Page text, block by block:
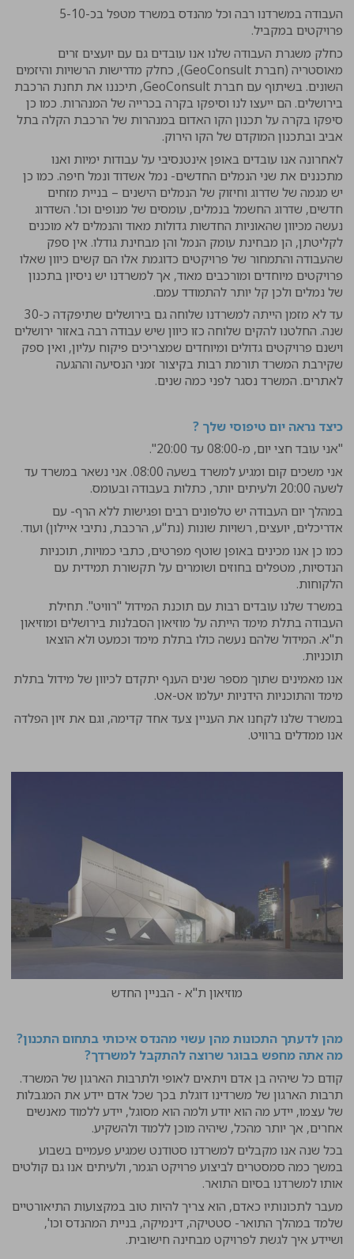
העבודה במשרדנו רבה וכל מהנדס במשרד מטפל בכ-5-10
פרויקטים במקביל.
כחלק משגרת העבודה שלנו אנו עובדים גם עם יועצים זרים
מאוסטריה (חברת GeoConsult), כחלק מדרישות הרשויות והיזמים
השונים. בשיתוף עם חברת GeoConsult, תיכננו את תחנת הרכבת
בירושלים. הם ייעצו לנו וסיפקו בקרה בכרייה של המנהרות. כמו כן
סיפקו בקרה על תכנון הקו האדום במנהרות של הרכבת הקלה בתל
אביב ובתכנון המוקדם של הקו הירוק.
לאחרונה אנו עובדים באופן אינטנסיבי על עבודות ימיות ואנו
מתכננים את שני הנמלים החדשים- נמל אשדוד ונמל חיפה. כמו כן
יש מגמה של שדרוג וחיזוק של הנמלים הישנים – בניית מזחים
חדשים, שדרוג החשמל בנמלים, עומסים של מנופים וכו'. השדרוג
נעשה מכיוון שהאוניות החדשות גדולות מאוד והנמלים לא מוכנים
לקליטתן, הן מבחינת עומק הנמל והן מבחינת גודלו. אין ספק
שהעבודה והתמחור של פרויקטים כדוגמת אלו הם קשים כיוון שאלו
פרויקטים מיוחדים ומורכבים מאוד, אך למשרדנו יש ניסיון בתכנון
של נמלים ולכן קל יותר להתמודד עמם.
עד לא מזמן הייתה למשרדנו שלוחה גם בירושלים שתיפקדה כ-30
שנה. החלטנו להקים שלוחה כזו כיוון שיש עבודה רבה באזור ירושלים
וישנם פרויקטים גדולים ומיוחדים שמצריכים פיקוח עליון, ואין ספק
שקירבת המשרד תורמת רבות בקיצור זמני הנסיעה וההגעה
לאתרים. המשרד נסגר לפני כמה שנים.
כיצד נראה יום טיפוסי שלך ?
"אני עובד חצי יום, מ-08:00 עד 20:00".
אני משכים קום ומגיע למשרד בשעה 08:00. אני נשאר במשרד עד
לשעה 20:00 ולעיתים יותר, כתלות בעבודה ובעומס.
במהלך יום העבודה יש טלפונים רבים ופגישות ללא הרף- עם
אדריכלים, יועצים, רשויות שונות (נת"ע, הרכבת, נתיבי איילון) ועוד.
כמו כן אנו מכינים באופן שוטף מפרטים, כתבי כמויות, תוכניות
הנדסיות, מטפלים בחוזים ושומרים על תקשורת תמידית עם
הלקוחות.
במשרד שלנו עובדים רבות עם תוכנת המידול "רוויט". תחילת
העבודה בתלת מימד הייתה על מוזיאון הסבלנות בירושלים ומוזיאון
ת"א. המידול שלהם נעשה כולו בתלת מימד וכמעט ולא הוצאו
תוכניות.
אנו מאמינים שתוך מספר שנים הענף יתקדם לכיוון של מידול בתלת
מימד והתוכניות הידניות יעלמו אט-אט.
במשרד שלנו לקחנו את העניין צעד אחד קדימה, וגם את זיון הפלדה
אנו ממדלים ברוויט.
מוזיאון ת"א - הבניין החדש
מהן לדעתך התכונות מהן עשוי מהנדס איכותי בתחום התכנון?
מה אתה מחפש בבוגר שרוצה להתקבל למשרדך?
קודם כל שיהיה בן אדם ויתאים לאופי ולתרבות הארגון של המשרד.
תרבות הארגון של משרדינו דוגלת בכך שכל אדם יידע את המגבלות
של עצמו, יידע מה הוא יודע ולמה הוא מסוגל, יידע ללמוד מאנשים
אחרים, אך יותר מהכל, שיהיה מוכן ללמוד ולהשקיע.
בכל שנה אנו מקבלים למשרדנו סטודנט שמגיע פעמיים בשבוע
במשך כמה סמסטרים לביצוע פרויקט הגמר, ולעיתים אנו גם קולטים
אותו למשרדנו בסיום התואר.
מעבר לתכונותיו כאדם, הוא צריך להיות טוב במקצועות התיאורטיים
שלמד במהלך התואר- סטטיקה, דינמיקה, בניית המהנדס וכו',
ושיידע איך לגשת לפרויקט מבחינה חישובית.